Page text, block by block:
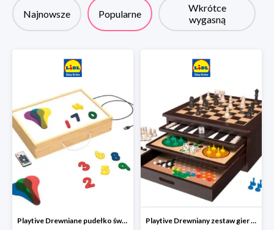
Najnowsze Popularne
Wkrótce
wygasną
Playtive Drewniane pudełko świetlne MONTESSORI Playtive Drewniany zestaw gier 10 w 1